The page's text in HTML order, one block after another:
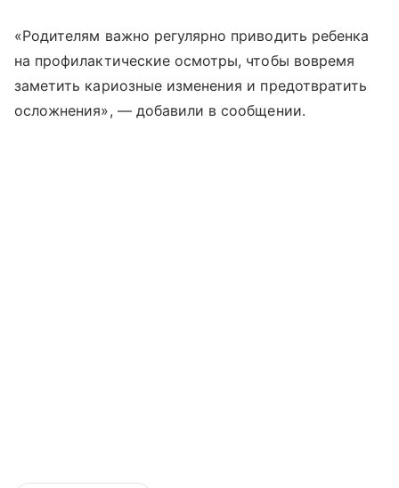
«Родителям важно регулярно приводить ребенка
на профилактические осмотры, чтобы вовремя
заметить кариозные изменения и предотвратить
осложнения», — добавили в сообщении.